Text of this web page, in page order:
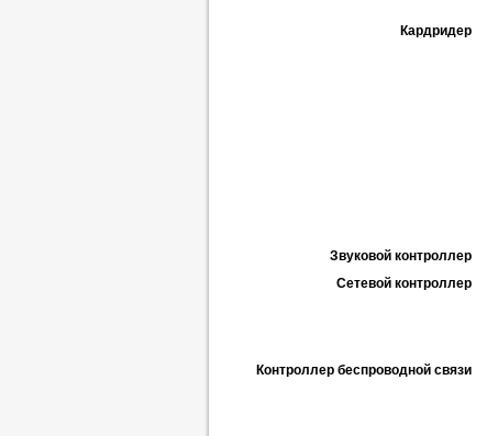
Кардридер
Звуковой контроллер
Cетевой контроллер
Контроллер беспроводной связи